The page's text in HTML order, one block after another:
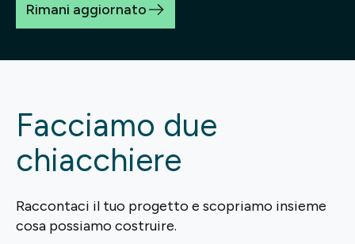
Rimani aggiornato
Facciamo due
chiacchiere
Raccontaci il tuo progetto e scopriamo insieme
cosa possiamo costruire.